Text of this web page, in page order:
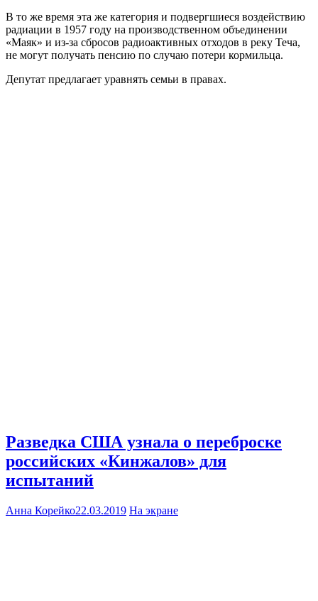
В то же время эта же категория и подвергшиеся воздействию
радиации в 1957 году на производственном объединении
«Маяк» и из-за сбросов радиоактивных отходов в реку Теча,
не могут получать пенсию по случаю потери кормильца.
Депутат предлагает уравнять семьи в правах.
Разведка США узнала о переброске
российских «Кинжалов» для
испытаний
Анна Корейко22.03.2019 На экране